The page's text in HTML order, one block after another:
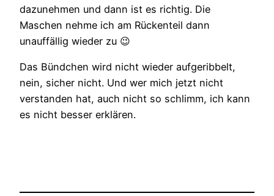
dazunehmen und dann ist es richtig. Die
Maschen nehme ich am Rückenteil dann
unauffällig wieder zu 😉
Das Bündchen wird nicht wieder aufgeribbelt,
nein, sicher nicht. Und wer mich jetzt nicht
verstanden hat, auch nicht so schlimm, ich kann
es nicht besser erklären.